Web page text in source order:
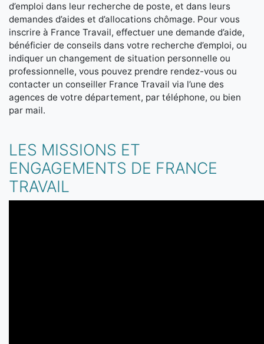
d’emploi dans leur recherche de poste, et dans leurs
demandes d’aides et d’allocations chômage. Pour vous
inscrire à France Travail, effectuer une demande d’aide,
bénéficier de conseils dans votre recherche d’emploi, ou
indiquer un changement de situation personnelle ou
professionnelle, vous pouvez prendre rendez-vous ou
contacter un conseiller France Travail via l’une des
agences de votre département, par téléphone, ou bien
par mail.
LES MISSIONS ET
ENGAGEMENTS DE FRANCE
TRAVAIL